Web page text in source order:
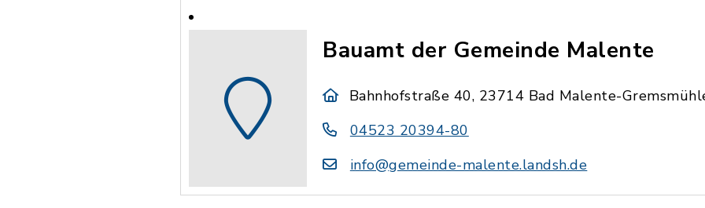
Bauamt der Gemeinde Malente
Bahnhofstraße 40, 23714 Bad Malente-
04523 20394-80
info@gemeinde-malente.landsh.de